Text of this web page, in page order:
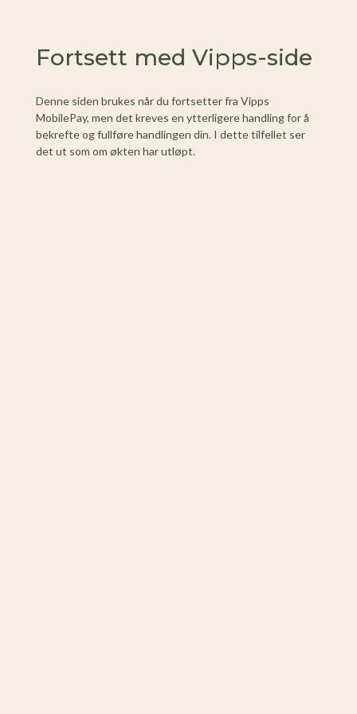
Fortsett med Vipps-side
Denne siden brukes når du fortsetter fra Vipps
MobilePay, men det kreves en ytterligere handling for å
bekrefte og fullføre handlingen din. I dette tilfellet ser
det ut som om økten har utløpt.